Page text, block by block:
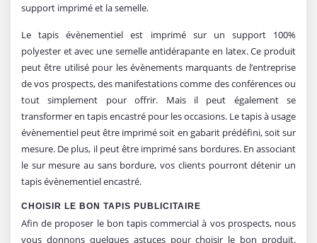
support imprimé et la semelle.
Le tapis évènementiel est imprimé sur un support 100%
polyester et avec une semelle antidérapante en latex. Ce produit
peut être utilisé pour les évènements marquants de l’entreprise
de vos prospects, des manifestations comme des conférences ou
tout simplement pour offrir. Mais il peut également se
transformer en tapis encastré pour les occasions. Le tapis à usage
évènementiel peut être imprimé soit en gabarit prédéfini, soit sur
mesure. De plus, il peut être imprimé sans bordures. En associant
le sur mesure au sans bordure, vos clients pourront détenir un
tapis évènementiel encastré.
CHOISIR LE BON TAPIS PUBLICITAIRE
Afin de proposer le bon tapis commercial à vos prospects, nous
vous donnons quelques astuces pour choisir le bon produit.